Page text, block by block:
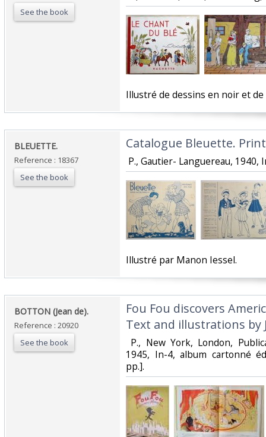
See the book
‎Illustré de dessins en noir et
‎BLEUETTE.‎
Reference : 18367
See the book
‎Catalogue Bleuette.
P., Gautier- Languereau, 1940,
‎Illustré par Manon Iessel. ‎
‎BOTTON (Jean de).‎
Reference : 20920
See the book
‎Fou Fou discovers
Text and illustrations by
P., New York, London,
1945, In-4, album cartonné
pp.]. ‎